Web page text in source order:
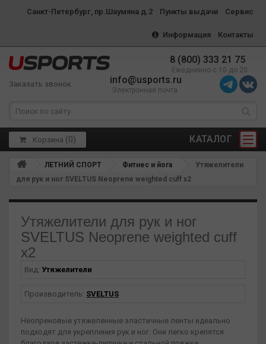
Санкт-Петербург, пр.Шаумяна д.2 Пункты выдачи Сервис
Информация Контакты
8 (800) 333 21 75
Ежедневно с 10 до 20
Заказать звонок info@usports.ru
Электронная почта
КАТАЛОГ
Корзина (0)
ЛЕТНИЙ СПОРТ Фитнес и йога
Утяжелители
для рук и ног SVELTUS Neoprene weighted cuff x2
Утяжелители для рук и ног
SVELTUS Neoprene weighted cuff
x2
Вид: Утяжелители
Производитель: SVELTUS
Неопреновые утяжеленные эластичные ленты идеально
подходят для укрепления рук и ног. Они легко крепятся